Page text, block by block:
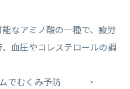
なアミノ酸の一種で、疲労
血圧やコレステロールの調
ウムでむくみ予防 ・